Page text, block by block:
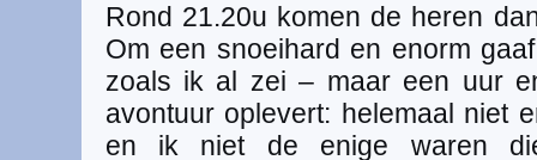
Rond 21.20u komen de heren
Om een snoeihard en enorm
zoals ik al zei – maar een uur
avontuur oplevert: helemaal niet
en ik niet de enige waren